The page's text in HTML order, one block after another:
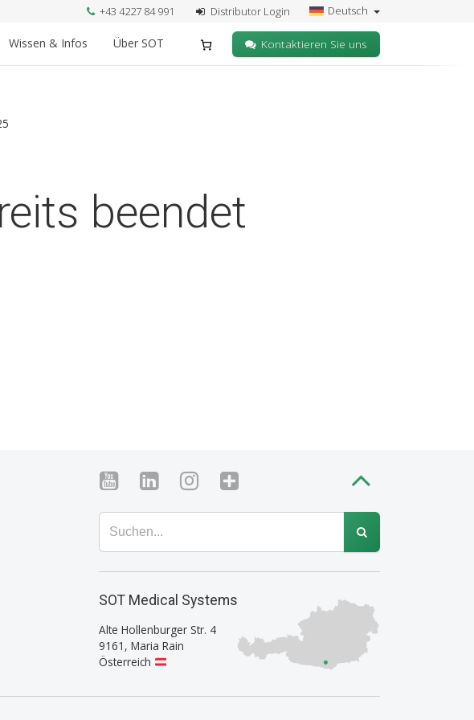
+43 4227 84 991 Distributor Login Deutsch
Wissen & Infos Über SOT Kontaktieren Sie uns
beendet
SOT Medical Systems
Alte Hollenburger Str. 4
9161 , Maria Rain
Österreich